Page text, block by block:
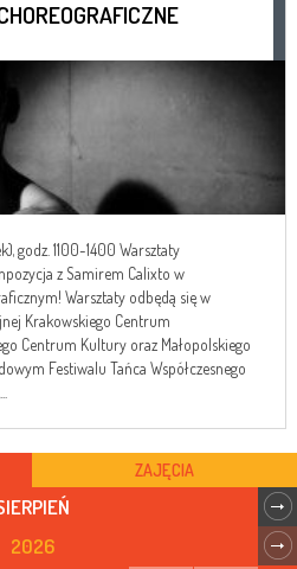
godz. 1100-1400 Warsztaty
z Samirem Calixto w
Warsztaty odbędą się w
Krakowskiego Centrum
Centrum Kultury oraz Małopolskiego
Festiwalu Tańca Współczesnego
ZAJĘCIA
2026